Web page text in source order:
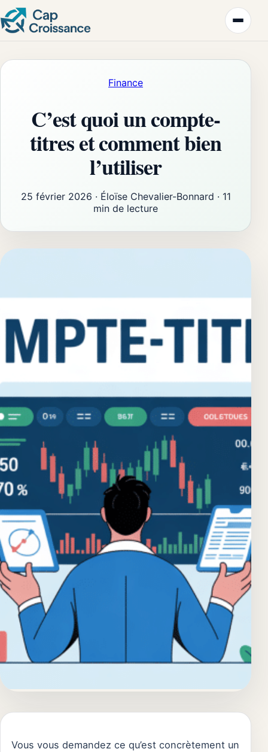
Finance
C’est quoi un compte-
titres et comment bien
l’utiliser
25 février 2026 · Éloïse Chevalier-Bonnard · 11
min de lecture
Vous vous demandez ce qu’est concrètement un